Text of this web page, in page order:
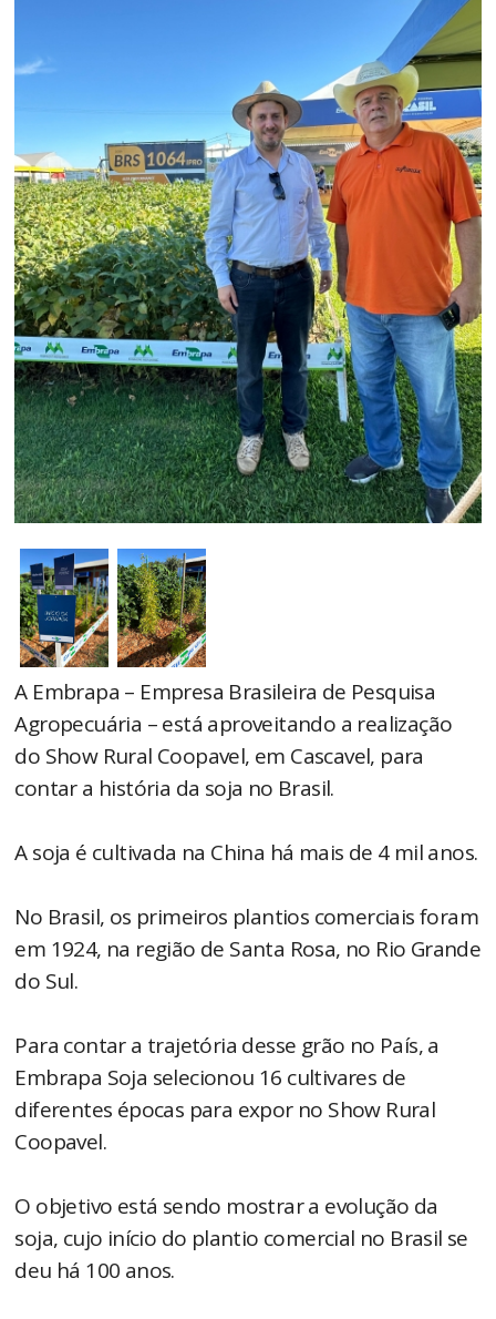
A Embrapa – Empresa Brasileira de Pesquisa
Agropecuária – está aproveitando a realização
do Show Rural Coopavel, em Cascavel, para
contar a história da soja no Brasil.
A soja é cultivada na China há mais de 4 mil anos.
No Brasil, os primeiros plantios comerciais foram
em 1924, na região de Santa Rosa, no Rio Grande
do Sul.
Para contar a trajetória desse grão no País, a
Embrapa Soja selecionou 16 cultivares de
diferentes épocas para expor no Show Rural
Coopavel.
O objetivo está sendo mostrar a evolução da
soja, cujo início do plantio comercial no Brasil se
deu há 100 anos.